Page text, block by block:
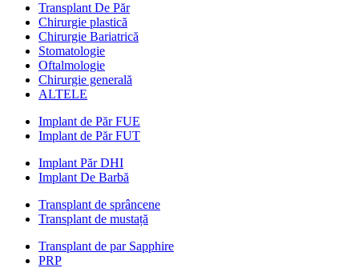
Transplant De Păr
Chirurgie plastică
Chirurgie Bariatrică
Stomatologie
Oftalmologie
Chirurgie generală
ALTELE
Implant de Păr FUE
Implant de Păr FUT
Implant Păr DHI
Implant De Barbă
Transplant de sprâncene
Transplant de mustață
Transplant de par Sapphire
PRP